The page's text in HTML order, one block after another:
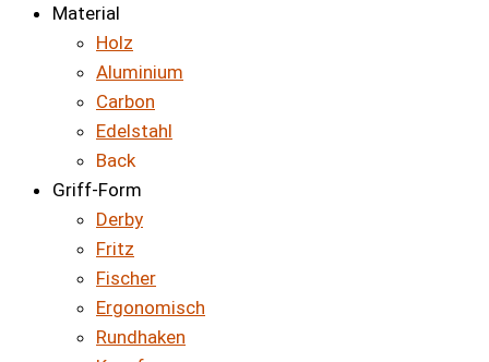
Material
Holz
Aluminium
Carbon
Edelstahl
Back
Griff-Form
Derby
Fritz
Fischer
Ergonomisch
Rundhaken